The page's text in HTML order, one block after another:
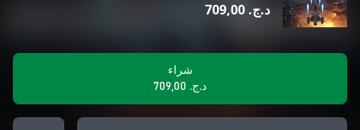
د.ج.‏ 709,00
شراء
د.ج.‏ 709,00